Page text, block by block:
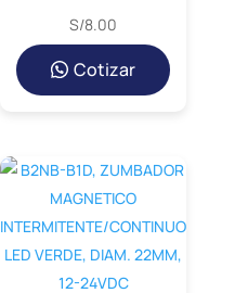
a tus
valiosos
abajo.
S/8.00
Cotizar